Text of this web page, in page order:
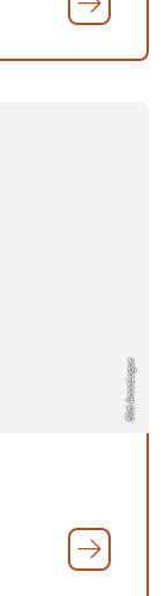
Bild: Anna Logue